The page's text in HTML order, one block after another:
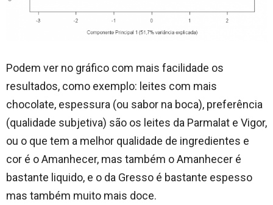
Podem ver no gráfico com mais facilidade os
resultados, como exemplo: leites com mais
chocolate, espessura (ou sabor na boca), preferência
(qualidade subjetiva) são os leites da Parmalat e Vigor,
ou o que tem a melhor qualidade de ingredientes e
cor é o Amanhecer, mas também o Amanhecer é
bastante liquido, e o da Gresso é bastante espesso
mas também muito mais doce.